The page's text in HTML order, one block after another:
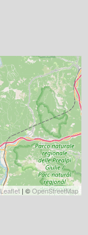
Leaflet| ©OpenStreetMap